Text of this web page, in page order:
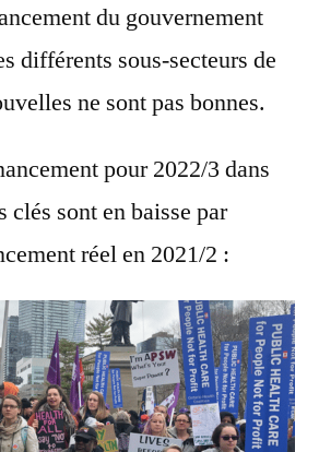
du gouvernement
différents sous-secteurs de
ne sont pas bonnes.
pour 2022/3 dans
clés sont en baisse par
réel en 2021/2 :